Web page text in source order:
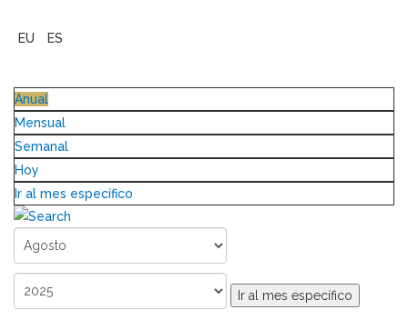
EU ES
Anual
Mensual
Semanal
Hoy
Ir al mes específico
Ir al mes específico